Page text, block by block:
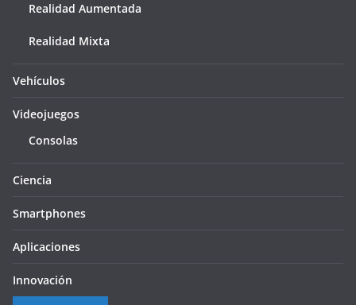
Realidad Aumentada
Realidad Mixta
Vehículos
Videojuegos
Consolas
Ciencia
Smartphones
Aplicaciones
Innovación